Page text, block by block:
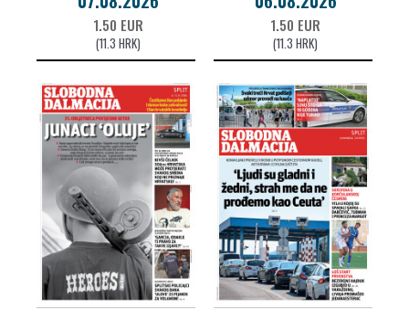
1.50 EUR
(11.3 HRK)
1.50 EUR
(11.3 HRK)